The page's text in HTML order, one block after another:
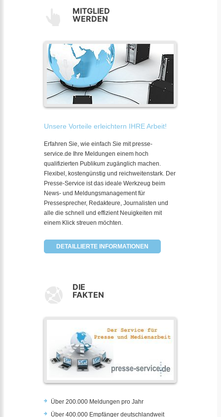
MITGLIED
WERDEN
Unsere Vorteile erleichtern IHRE Arbeit!
Erfahren Sie, wie einfach Sie mit presse-
service.de Ihre Meldungen einem hoch
qualifizierten Publikum zugänglich machen.
Flexibel, kostengünstig und reichweitenstark. Der
Presse-Service ist das ideale Werkzeug beim
News- und Meldungsmanagement für
Pressesprecher, Redakteure, Journalisten und
alle die schnell und effizient Neuigkeiten mit
einem Klick streuen möchten.
DETAILLIERTE INFORMATIONEN
DIE
FAKTEN
Über 200.000 Meldungen pro Jahr
Über 400.000 Empfänger deutschlandweit